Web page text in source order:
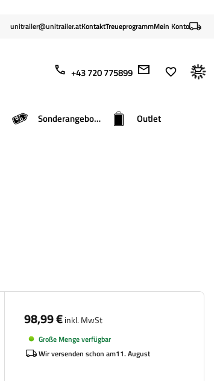
unitrailer@unitrailer.atKontaktTreueprogrammMein Konto
+43 720 775899
Sonderangebote Outlet
98,99 €inkl. MwSt
Große Menge verfügbar
Wir versenden schon am11. August